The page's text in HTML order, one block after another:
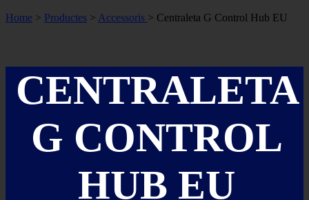
Home > Productes > Accessoris > Centraleta G Control Hub EU
CENTRALETA
G CONTROL
HUB EU